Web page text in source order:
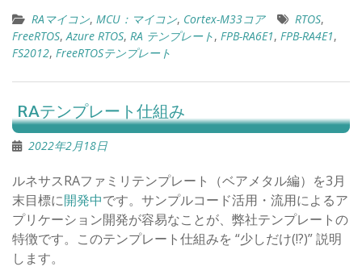
RAマイコン, MCU：マイコン, Cortex-M33コア RTOS,
FreeRTOS, Azure RTOS, RA テンプレート, FPB-RA6E1, FPB-RA4E1,
FS2012, FreeRTOSテンプレート
RAテンプレート仕組み
2022年2月18日
ルネサスRAファミリテンプレート（ベアメタル編）を3月
末目標に開発中です。サンプルコード活用・流用によるア
プリケーション開発が容易なことが、弊社テンプレートの
特徴です。このテンプレート仕組みを “少しだけ(!?)” 説明
します。